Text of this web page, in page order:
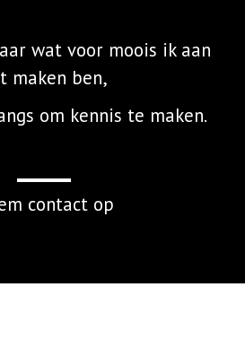
wat voor moois ik aan
maken ben,
om kennis te maken.
contact op